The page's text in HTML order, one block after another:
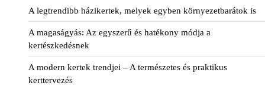
A legtrendibb házikertek, melyek egyben környezetbarátok is
A magaságyás: Az egyszerű és hatékony módja a
kertészkedésnek
A modern kertek trendjei – A természetes és praktikus
kerttervezés